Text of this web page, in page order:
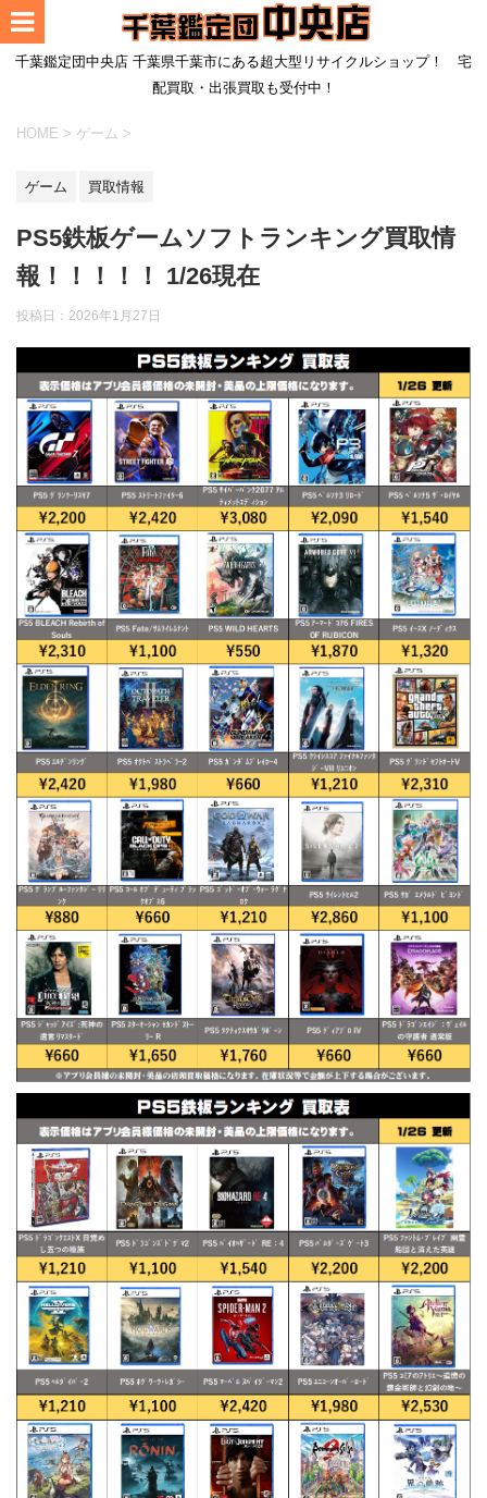
千葉鑑定団中央店 千葉県千葉市にある超大型リサイクルショップ！ 宅
配買取・出張買取も受付中！
HOME > ゲーム >
ゲーム 買取情報
PS5鉄板ゲームソフトランキング買取情
報！！！！！ 1/26現在
投稿日： 2026年1月27日